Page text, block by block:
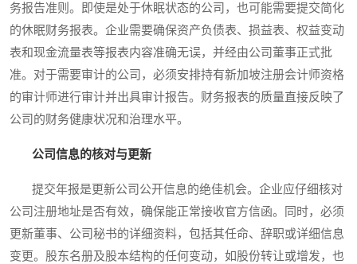
务报告准则。即使是处于休眠状态的公司，也可能需要提交简化
的休眠财务报表。企业需要确保资产负债表、损益表、权益变动
表和现金流量表等报表内容准确无误，并经由公司董事正式批
准。对于需要审计的公司，必须安排持有新加坡注册会计师资格
的审计师进行审计并出具审计报告。财务报表的质量直接反映了
公司的财务健康状况和治理水平。
公司信息的核对与更新
提交年报是更新公司公开信息的绝佳机会。企业应仔细核对
公司注册地址是否有效，确保能正常接收官方信函。同时，必须
更新董事、公司秘书的详细资料，包括其任命、辞职或详细信息
变更。股东名册及股本结构的任何变动，如股份转让或增发，也